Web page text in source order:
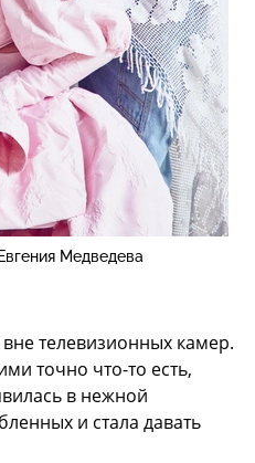
Медведева
телевизионных камер.
точно что-то есть,
в нежной
и стала давать